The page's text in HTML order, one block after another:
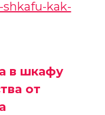
в шкафу
от